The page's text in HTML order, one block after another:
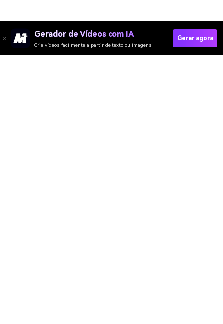
Gerador de Vídeos com IA
Crie vídeos facilmente a partir de texto ou imagens
Gerar agora